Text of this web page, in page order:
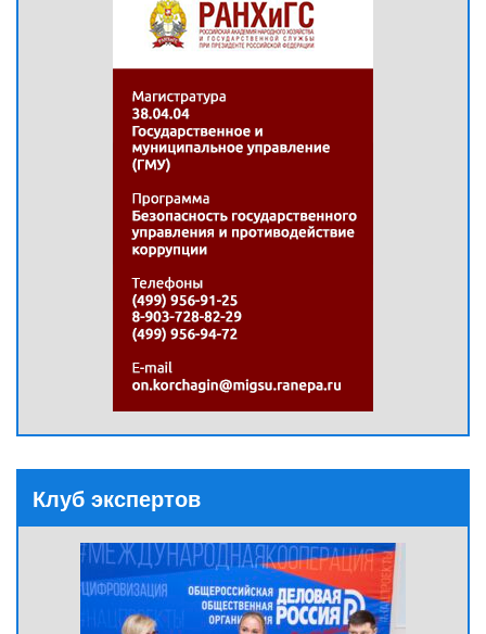
Клуб экспертов